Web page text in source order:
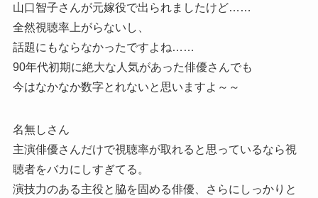
山口智子さんが元嫁役で出られましたけど……
全然視聴率上がらないし、
話題にもならなかったですよね……
90年代初期に絶大な人気があった俳優さんでも
今はなかなか数字とれないと思いますよ～～
名無しさん
主演俳優さんだけで視聴率が取れると思っているなら視
聴者をバカにしすぎてる。
演技力のある主役と脇を固める俳優、さらにしっかりと